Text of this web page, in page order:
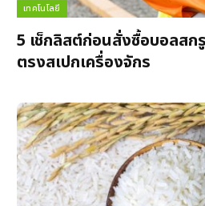
เทคโนโลยี
5 เช็กลิสต์ก่อนสั่งซื้อบอลสก
ตรงสเปกเครื่องจักร